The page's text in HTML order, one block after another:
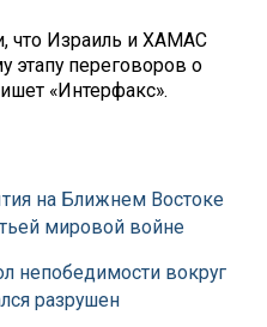
что Израиль и ХАМАС
этапу переговоров о
«Интерфакс».
на Ближнем Востоке
мировой войне
непобедимости вокруг
разрушен